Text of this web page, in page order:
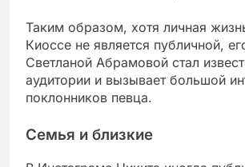
Таким образом, хотя личная
Киоссе не является публичной,
Светланой Абрамовой стал
аудитории и вызывает большой
поклонников певца.
Семья и близкие